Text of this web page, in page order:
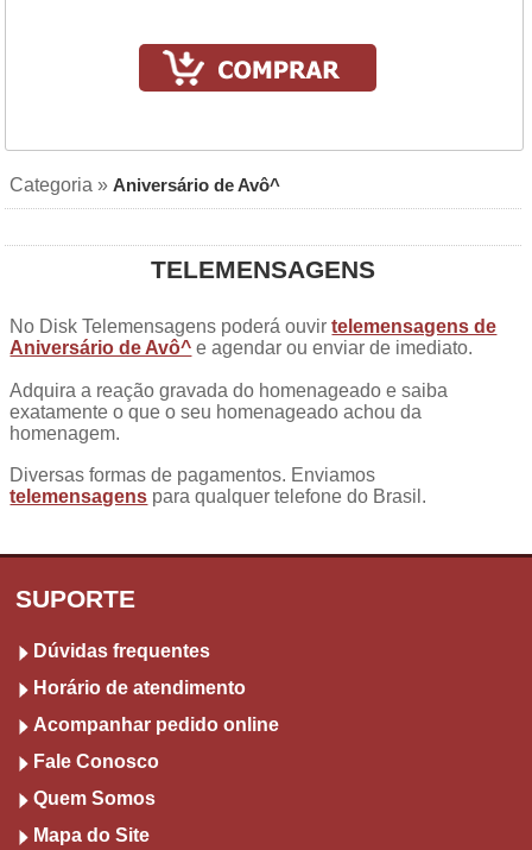
Categoria »Aniversário de Avô^
TELEMENSAGENS
No Disk Telemensagens poderá ouvirtelemensagens de
Aniversário de Avô^ e agendar ou enviar de imediato.
Adquira a reação gravada do homenageado e saiba
exatamente o que o seu homenageado achou da
homenagem.
Diversas formas de pagamentos. Enviamos
telemensagens para qualquer telefone do Brasil.
SUPORTE
Dúvidas frequentes
Horário de atendimento
Acompanhar pedido online
Fale Conosco
Quem Somos
Mapa do Site